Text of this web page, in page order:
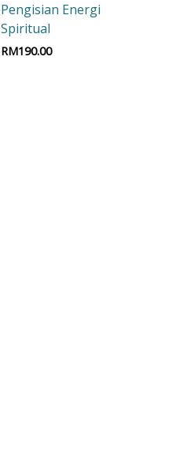
Pengisian Energi
Spiritual
RM190.00